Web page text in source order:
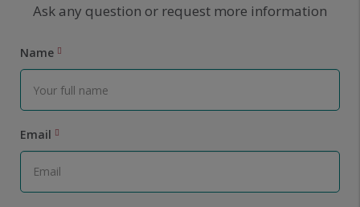
Ask any question or request more information
Name
Email